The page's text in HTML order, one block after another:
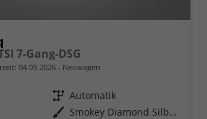
7-Gang-DSG
04.09.2026 Neuwagen
Getriebe Automatik
Außenfarbe
Smokey Diamond Silber Metallic